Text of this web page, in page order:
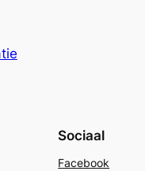
Sociaal
Facebook